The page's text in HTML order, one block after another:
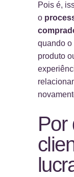
Pois é,
o
quando o
produto
Por